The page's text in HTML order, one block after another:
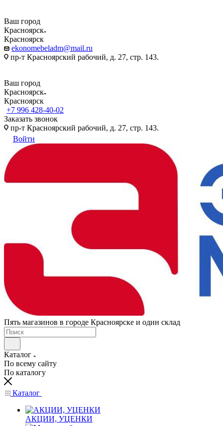
Ваш город
Красноярск
Красноярск
ekonomebeladm@mail.ru
пр-т Красноярский рабочий, д. 27, стр. 143.
Ваш город
Красноярск
Красноярск
+7 996 428-40-02
Заказать звонок
пр-т Красноярский рабочий, д. 27, стр. 143.
Войти
Пять магазинов в городе Красноярске и один склад
Каталог
По всему сайту
По каталогу
Каталог
АКЦИИ, УЦЕНКИ